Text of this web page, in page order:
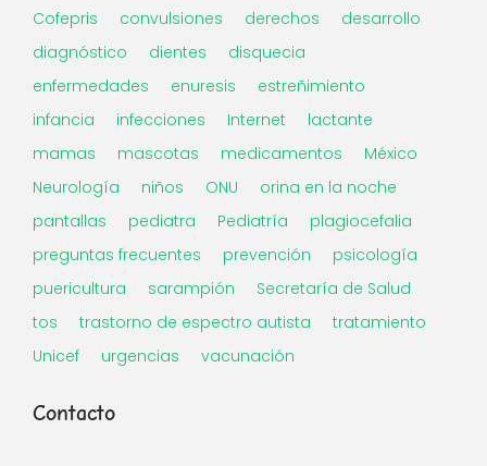
Cofepris
convulsiones derechos
desarrollo
diagnóstico
dientes
disquecia
enfermedades
enuresis
estreñimiento
infancia
infecciones Internet
lactante
mamas
mascotas medicamentos
México
Neurología
niños ONU
orina en la noche
pantallas
pediatra Pediatría
plagiocefalia
preguntas frecuentes
prevención
psicología
puericultura
sarampión
Secretaría de Salud
tos
trastorno de espectro autista
tratamiento
Unicef
urgencias vacunación
Contacto